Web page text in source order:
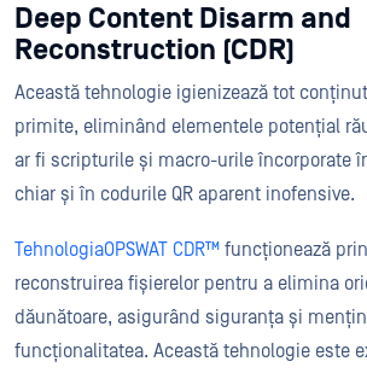
Deep Content Disarm and
Reconstruction (CDR)
Această tehnologie igienizează tot
primite, eliminând elementele potențial
ar fi scripturile și macro-urile încorporate
chiar și în codurile QR aparent inofensive.
TehnologiaOPSWAT CDR™ funcționează
reconstruirea fișierelor pentru a elimina
dăunătoare, asigurând siguranța și
funcționalitatea. Această tehnologie este